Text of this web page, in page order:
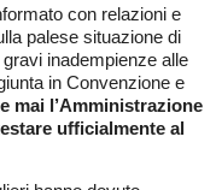
con relazioni e
palese situazione di
inadempienze alle
in Convenzione e
mai l’Amministrazione
ufficialmente al